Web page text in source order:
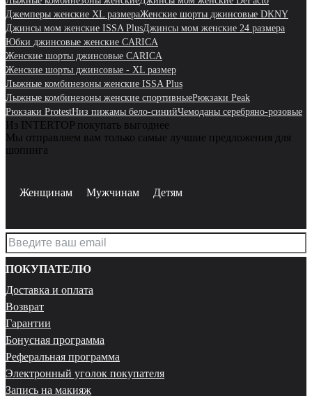
Джемперы женские XL размераЖенские шорты джинсовые DKNY
Джинсы мом женские ISSA PlusДжинсы мом женские 24 размера
Юбки джинсовые женские CARICA
Женские шорты джинсовые CARICA
Женские шорты джинсовые - XL размер
Лыжные комбинезоны женские ISSA Plus
Лыжные комбинезоны женские спортивныеРюкзаки Peak
Рюкзаки ProtestНиз пижамы бело-синийЧемоданы серебряно-розовые
Из INTERTOP покупать выгоднее
Мы отправляем вам только самые лучшие предложения для
шопинга
Женщинам Мужчинам Детям
ПОКУПАТЕЛЮ
Доставка и оплата
Возврат
Гарантии
Бонусная программа
Реферальная программа
Электронный уголок покупателя
Запись на макияж